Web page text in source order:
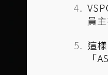
員
這
「